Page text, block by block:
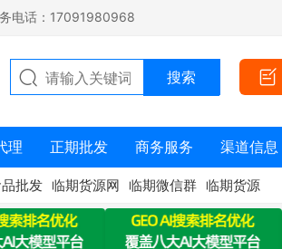
电话：17091980968
理 正期批发 商务服务 渠道信息
批发 临期货源网 临期微信群 临期货源